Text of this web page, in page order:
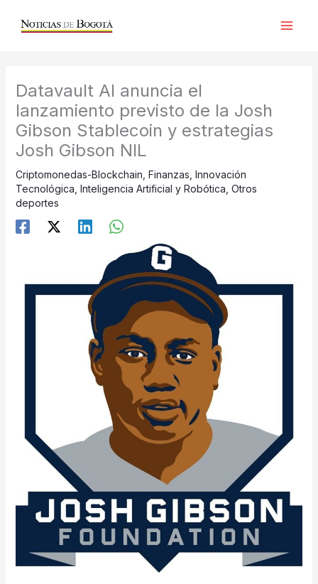
Datavault AI anuncia el
lanzamiento previsto de la Josh
Gibson Stablecoin y estrategias
Josh Gibson NIL
Criptomonedas-Blockchain Finanzas Innovación
Tecnológica Inteligencia Artificial y Robótica Otros
deportes